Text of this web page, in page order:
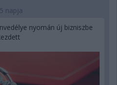
5 napja
nyomán új bizniszbe